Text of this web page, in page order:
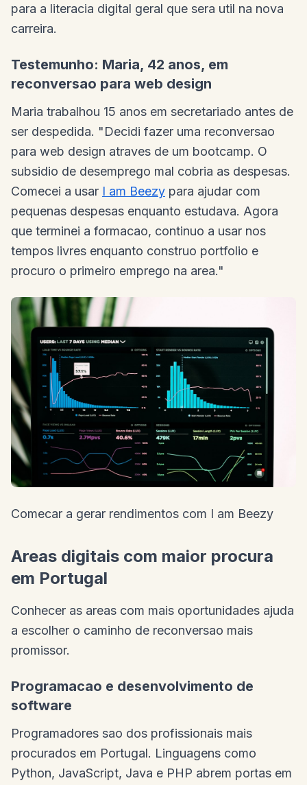
para a literacia digital geral que sera util na nova
carreira.
Testemunho: Maria, 42 anos, em
reconversao para web design
Maria trabalhou 15 anos em secretariado antes de
ser despedida. "Decidi fazer uma reconversao
para web design atraves de um bootcamp. O
subsidio de desemprego mal cobria as despesas.
Comecei a usar I am Beezy para ajudar com
pequenas despesas enquanto estudava. Agora
que terminei a formacao, continuo a usar nos
tempos livres enquanto construo portfolio e
procuro o primeiro emprego na area."
Comecar a gerar rendimentos com I am Beezy
Areas digitais com maior procura
em Portugal
Conhecer as areas com mais oportunidades ajuda
a escolher o caminho de reconversao mais
promissor.
Programacao e desenvolvimento de
software
Programadores sao dos profissionais mais
procurados em Portugal. Linguagens como
Python, JavaScript, Java e PHP abrem portas em